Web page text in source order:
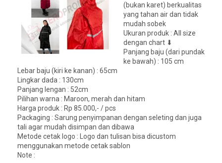
(bukan karet) berkualitas
yang tahan air dan tidak
mudah sobek
Ukuran produk : All size
dengan chart ⬇
Panjang baju (dari pundak
ke bawah) : 105 cm
Lebar baju (kiri ke kanan) : 65cm
Lingkar dada : 130cm
Panjang lengan : 52cm
Pilihan warna : Maroon, merah dan hitam
Harga produk : Rp 85.000,- / pcs
Packaging : Sarung penyimpanan dengan seleting dan juga
tali agar mudah disimpan dan dibawa
Metode cetak logo : Logo dan tulisan bisa dicustom
menggunakan metode cetak sablon
Note :